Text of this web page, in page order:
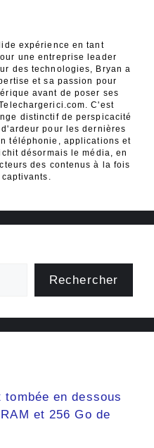
expérience en tant
une entreprise leader
des technologies, Bryan a
et sa passion pour
avant de poser ses
C'est
distinctif de perspicacité
pour les dernières
téléphonie, applications et
désormais le média, en
des contenus à la fois
Rechercher
tombée en dessous
et 256 Go de